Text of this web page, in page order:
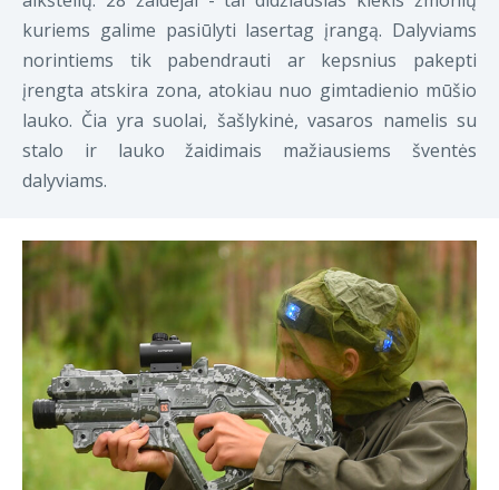
kuriems galime pasiūlyti lasertag įrangą. Dalyviams
norintiems tik pabendrauti ar kepsnius pakepti
įrengta atskira zona, atokiau nuo gimtadienio mūšio
lauko. Čia yra suolai, šašlykinė, vasaros namelis su
stalo ir lauko žaidimais mažiausiems šventės
dalyviams.